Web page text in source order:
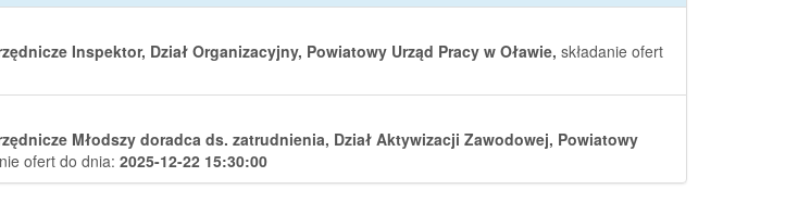
Inspektor, Dział Organizacyjny, Powiatowy Urząd Pracy w Oławie, składanie ofert
Młodszy doradca ds. zatrudnienia, Dział Aktywizacji Zawodowej, Powiatowy
ofert do dnia: 2025-12-22 15:30:00